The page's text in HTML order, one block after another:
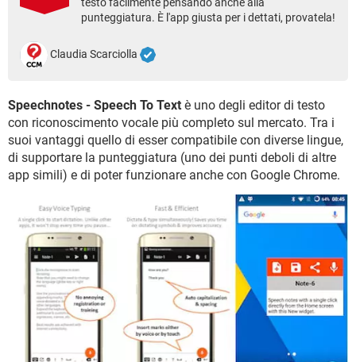
TIKTOK FACEBOOK
punteggiatura. È l'app giusta per i dettati, provatela!
Claudia Scarciolla
Speechnotes - Speech To Text è uno degli editor di testo
con riconoscimento vocale più completo sul mercato. Tra i
suoi vantaggi quello di esser compatibile con diverse lingue,
di supportare la punteggiatura (uno dei punti deboli di altre
app simili) e di poter funzionare anche con Google Chrome.